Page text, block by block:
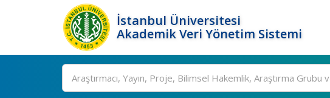
İstanbul Üniversitesi
Akademik Veri Yönetim Sistemi
Ara